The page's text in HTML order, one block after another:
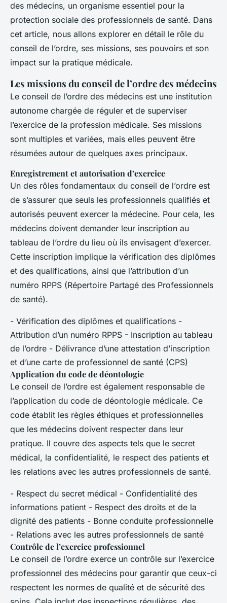
des médecins, un organisme essentiel pour la
protection sociale des professionnels de santé. Dans
cet article, nous allons explorer en détail le rôle du
conseil de l’ordre, ses missions, ses pouvoirs et son
impact sur la pratique médicale.
Les missions du conseil de l’ordre des médecins
Le conseil de l’ordre des médecins est une institution
autonome chargée de réguler et de superviser
l’exercice de la profession médicale. Ses missions
sont multiples et variées, mais elles peuvent être
résumées autour de quelques axes principaux.
Enregistrement et autorisation d’exercice
Un des rôles fondamentaux du conseil de l’ordre est
de s’assurer que seuls les professionnels qualifiés et
autorisés peuvent exercer la médecine. Pour cela, les
médecins doivent demander leur inscription au
tableau de l’ordre du lieu où ils envisagent d’exercer.
Cette inscription implique la vérification des diplômes
et des qualifications, ainsi que l’attribution d’un
numéro RPPS (Répertoire Partagé des Professionnels
de santé).
- Vérification des diplômes et qualifications -
Attribution d’un numéro RPPS - Inscription au tableau
de l’ordre - Délivrance d’une attestation d’inscription
et d’une carte de professionnel de santé (CPS)
Application du code de déontologie
Le conseil de l’ordre est également responsable de
l’application du code de déontologie médicale. Ce
code établit les règles éthiques et professionnelles
que les médecins doivent respecter dans leur
pratique. Il couvre des aspects tels que le secret
médical, la confidentialité, le respect des patients et
les relations avec les autres professionnels de santé.
- Respect du secret médical - Confidentialité des
informations patient - Respect des droits et de la
dignité des patients - Bonne conduite professionnelle
- Relations avec les autres professionnels de santé
Contrôle de l’exercice professionnel
Le conseil de l’ordre exerce un contrôle sur l’exercice
professionnel des médecins pour garantir que ceux-ci
respectent les normes de qualité et de sécurité des